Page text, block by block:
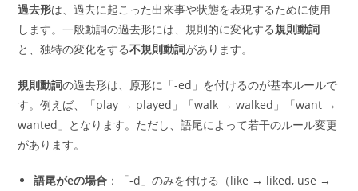
過去形は、過去に起こった出来事や状態を表現するために使用
します。一般動詞の過去形には、規則的に変化する規則動詞
と、独特の変化をする不規則動詞があります。
規則動詞の過去形は、原形に「-ed」を付けるのが基本ルールで
す。例えば、「play → played」「walk → walked」「want →
wanted」となります。ただし、語尾によって若干のルール変更
があります。
語尾がeの場合 ：「-d」のみを付ける（like → liked, use →